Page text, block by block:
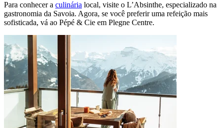
Para conhecer a culinária local, visite o L’Absinthe, especializado na
gastronomia da Savoia. Agora, se você preferir uma refeição mais
sofisticada, vá ao Pépé & Cie em Plegne Centre.